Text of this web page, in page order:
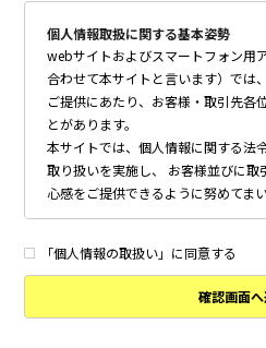
個人情報取扱に関する基本姿勢
webサイトおよびスマートフォン用
合わせて本サイトと言います）では
ご提供にあたり、お客様・取引先各
とがあります。
本サイトでは、個人情報に関する法
取り扱いを実施し、 お客様並びに
心感をご提供できるように努めてまい
個人情報の取得について
本サイトは、偽りその他不正の手段
以下に定めのない目的で個人情報を
「個人情報の取扱い」に同意する
確認画面